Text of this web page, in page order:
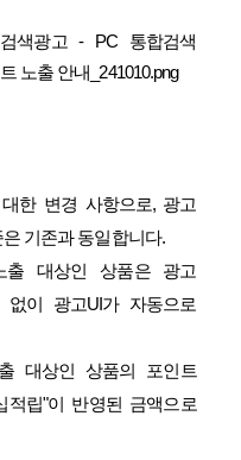
한 변경 사항으로, 광고
기존과 동일합니다.
대상인 상품은 광고
이 광고UI가 자동으로
대상인 상품의 포인트
적립"이 반영된 금액으로